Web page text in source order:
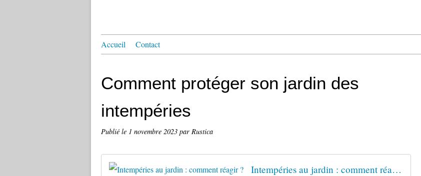
Accueil Contact
Comment protéger son jardin des
intempéries
Publié le 1 novembre 2023 par Rustica
Intempéries au jardin : comment réagir ?